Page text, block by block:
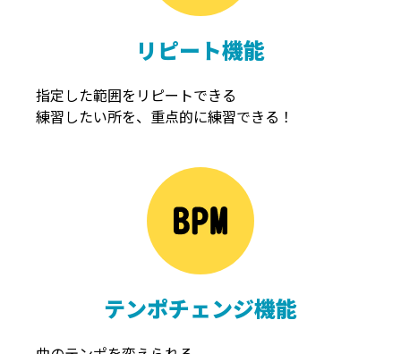
リピート機能
指定した範囲をリピートできる
練習したい所を、重点的に練習できる！
テンポチェンジ機能